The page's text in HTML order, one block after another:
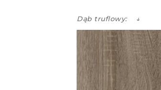
Dąb truflowy: ↓